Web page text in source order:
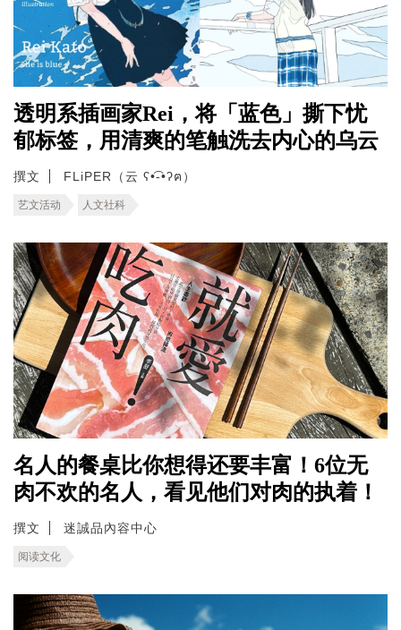
透明系插画家Rei，将「蓝色」撕下忧
郁标签，用清爽的笔触洗去内心的乌云
撰文 FLiPER（云 ʕ•͡-•ʔฅ）
艺文活动 人文社科
名人的餐桌比你想得还要丰富！6位无
肉不欢的名人，看见他们对肉的执着！
撰文 迷誠品內容中心
阅读文化